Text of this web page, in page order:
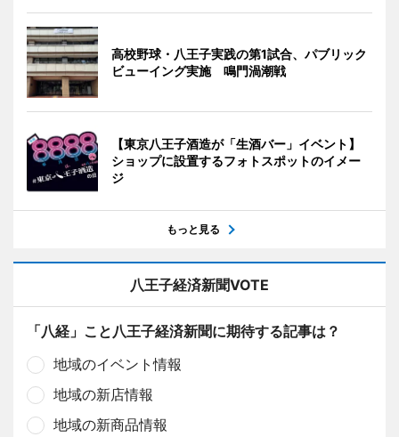
高校野球・八王子実践の第1試合、パブリック
ビューイング実施 鳴門渦潮戦
【東京八王子酒造が「生酒バー」イベント】
ショップに設置するフォトスポットのイメー
ジ
もっと見る
八王子経済新聞VOTE
「八経」こと八王子経済新聞に期待する記事は？
地域のイベント情報
地域の新店情報
地域の新商品情報